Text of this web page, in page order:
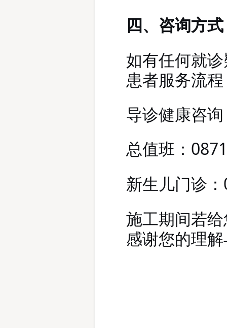
四 、咨询方式
如有任何就诊
患者服务流
导诊健康咨
总值班 ： 0871
新生儿门诊 ：
施工期间若
感谢您的理